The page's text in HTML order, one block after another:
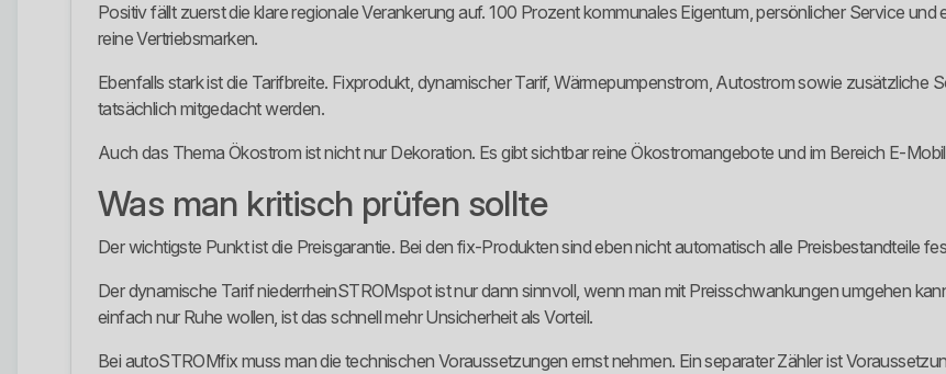
Positiv fällt zuerst die klare regionale Verankerung auf. 100 Prozent kommunales Eigentum, persönlicher Service
reine Vertriebsmarken.
Ebenfalls stark ist die Tarifbreite. Fixprodukt, dynamischer Tarif, Wärmepumpenstrom, Autostrom sowie zusätzliche
tatsächlich mitgedacht werden.
Auch das Thema Ökostrom ist nicht nur Dekoration. Es gibt sichtbar reine Ökostromangebote und im Bereich E-
Was man kritisch prüfen sollte
Der wichtigste Punkt ist die Preisgarantie. Bei den fix-Produkten sind eben nicht automatisch alle Preisbestandteile
Der dynamische Tarif niederrheinSTROMspot ist nur dann sinnvoll, wenn man mit Preisschwankungen umgehen
einfach nur Ruhe wollen, ist das schnell mehr Unsicherheit als Vorteil.
Bei autoSTROMfix muss man die technischen Voraussetzungen ernst nehmen. Ein separater Zähler ist